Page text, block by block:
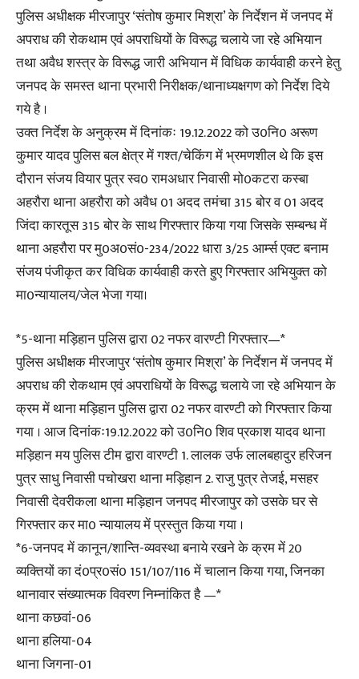
पुलिस अधीक्षक मीरजापुर ‘संतोष कुमार मिश्रा’ के निर्देशन में जनपद में
अपराध की रोकथाम एवं अपराधियों के विरूद्ध चलाये जा रहे अभियान
तथा अवैध शस्त्र के विरूद्ध जारी अभियान में विधिक कार्यवाही करने हेतु
जनपद के समस्त थाना प्रभारी निरीक्षक/थानाध्यक्षगण को निर्देश दिये
गये है ।
उक्त निर्देश के अनुक्रम में दिनांकः 19.12.2022 को उ0नि0 अरूण
कुमार यादव पुलिस बल क्षेत्र में गश्त/चेकिंग में भ्रमणशील थे कि इस
दौरान संजय वियार पुत्र स्व0 रामअधार निवासी मो0कटरा कस्बा
अहरौरा थाना अहरौरा को अवैध 01 अदद तमंचा 315 बोर व 01 अदद
जिंदा कारतूस 315 बोर के साथ गिरफ्तार किया गया जिसके सम्बन्ध में
थाना अहरौरा पर मु0अ0सं0-234/2022 धारा 3/25 आर्म्स एक्ट बनाम
संजय पंजीकृत कर विधिक कार्यवाही करते हुए गिरफ्तार अभियुक्त को
मा0न्यायालय/जेल भेजा गया।
*5-थाना मड़िहान पुलिस द्वारा 02 नफर वारण्टी गिरफ्तार—*
पुलिस अधीक्षक मीरजापुर ‘संतोष कुमार मिश्रा’ के निर्देशन में जनपद में
अपराध की रोकथाम एवं अपराधियों के विरूद्ध चलाये जा रहे अभियान के
क्रम में थाना मड़िहान पुलिस द्वारा 02 नफर वारण्टी को गिरफ्तार किया
गया । आज दिनांकः19.12.2022 को उ0नि0 शिव प्रकाश यादव थाना
मड़िहान मय पुलिस टीम द्वारा वारण्टी 1. लालक उर्फ लालबहादुर हरिजन
पुत्र साधु निवासी पचोखरा थाना मड़िहान 2. राजु पुत्र तेजई, मसहर
निवासी देवरीकला थाना मड़िहान जनपद मीरजापुर को उसके घर से
गिरफ्तार कर मा0 न्यायालय में प्रस्तुत किया गया ।
*6-जनपद में कानून/शान्ति-व्यवस्था बनाये रखने के क्रम में 20
व्यक्तियों का दं0प्र0सं0 151/107/116 में चालान किया गया, जिनका
थानावार संख्यात्मक विवरण निम्नांकित है —*
थाना कछवां-06
थाना हलिया-04
थाना जिगना-01